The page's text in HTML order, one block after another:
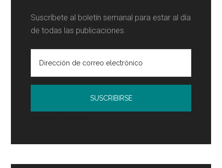
Suscríbete al boletín semanal para estar al día
de todas las publicaciones.